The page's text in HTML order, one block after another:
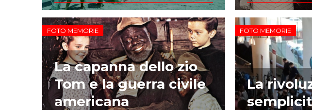
FOTO MEMORIE
La capanna dello zio
Tom e la guerra civile
americana
FOTO MEMORIE
La